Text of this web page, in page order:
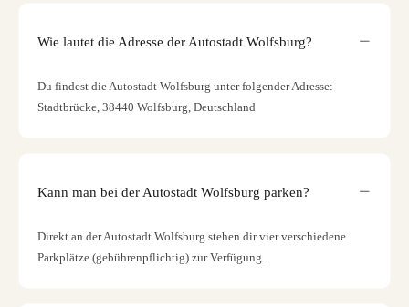
Wie lautet die Adresse der Autostadt Wolfsburg?
Du findest die Autostadt Wolfsburg unter folgender Adresse:
Stadtbrücke, 38440 Wolfsburg, Deutschland
Kann man bei der Autostadt Wolfsburg parken?
Direkt an der Autostadt Wolfsburg stehen dir vier verschiedene
Parkplätze (gebührenpflichtig) zur Verfügung.